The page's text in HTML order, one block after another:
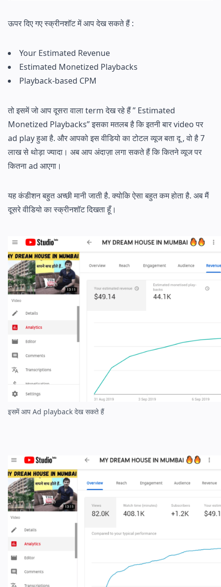
ऊपर दिए गए स्क्रीनशॉट में आप देख सकते हैं :
Your Estimated Revenue
Estimated Monetized Playbacks
Playback-based CPM
तो इसमें जो आप दूसरा वाला term देख रहे हैं ” Estimated
Monetized Playbacks” इसका मतलब है कि इतनी बार video पर
ad play हुआ है. और आपको इस वीडियो का टोटल व्यूज बता दू , वो है 7
लाख से थोड़ा ज्यादा। अब आप अंदाज़ा लगा सकते हैं कि कितने व्यूज पर
कितना ad आएगा।
यह कंडीशन बहुत अच्छी मानी जाती है. क्योकि ऐसा बहुत कम होता है. अब मैं
दूसरे वीडियो का स्क्रीनशॉट दिखता हूँ।
इसमें आप Ad playback देख सकते हैं